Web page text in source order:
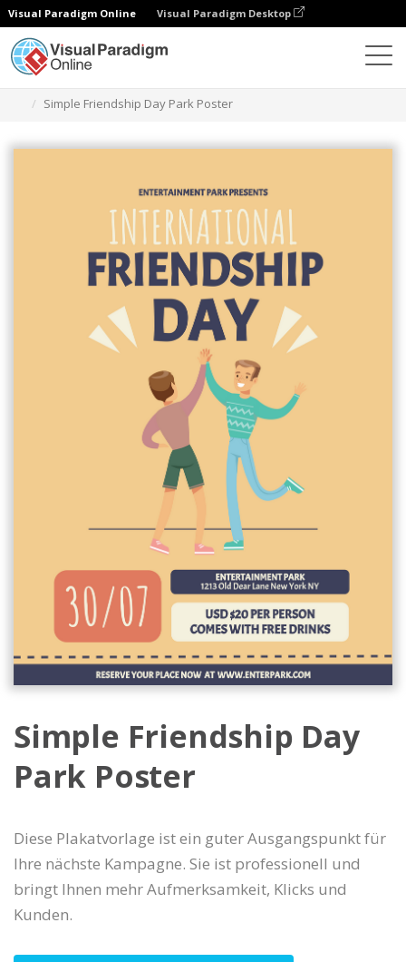
Visual Paradigm Online Visual Paradigm Desktop
Simple Friendship Day Park Poster
Simple Friendship Day
Park Poster
Diese Plakatvorlage ist ein guter Ausgangspunkt für
Ihre nächste Kampagne. Sie ist professionell und
bringt Ihnen mehr Aufmerksamkeit, Klicks und
Kunden.